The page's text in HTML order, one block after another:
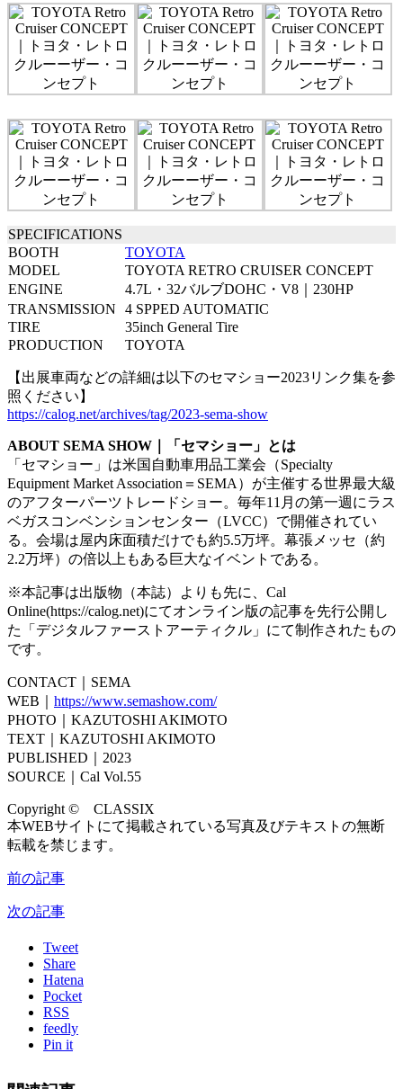
SPECIFICATIONS
BOOTH
TOYOTA
MODEL
TOYOTA RETRO CRUISER CONCEPT
ENGINE
4.7L・32バルブDOHC・V8｜230HP
TRANSMISSION
4 SPPED AUTOMATIC
TIRE
35inch General Tire
PRODUCTION
TOYOTA
【出展車両などの詳細は以下のセマショー2023リンク集を参
照ください】
https://calog.net/archives/tag/2023-sema-show
ABOUT SEMA SHOW｜「セマショー」とは
「セマショー」は米国自動車用品工業会（Specialty
Equipment Market Association＝SEMA）が主催する世界最大級
のアフターパーツトレードショー。毎年11月の第一週にラス
ベガスコンベンションセンター（LVCC）で開催されてい
る。会場は屋内床面積だけでも約5.5万坪。幕張メッセ（約
2.2万坪）の倍以上もある巨大なイベントである。
※本記事は出版物（本誌）よりも先に、Cal
Online(https://calog.net)にてオンライン版の記事を先行公開し
た「デジタルファーストアーティクル」にて制作されたもの
です。
CONTACT｜SEMA
WEB｜ https://www.semashow.com/
PHOTO｜KAZUTOSHI AKIMOTO
TEXT｜KAZUTOSHI AKIMOTO
PUBLISHED｜2023
SOURCE｜Cal Vol.55
Copyright © CLASSIX
本WEBサイトにて掲載されている写真及びテキストの無断
転載を禁じます。
前の記事
次の記事
Tweet
Share
Hatena
Pocket
RSS
feedly
Pin it